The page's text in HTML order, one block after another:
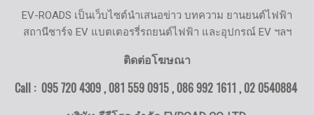
EV-ROADS เป็นเว็บไซต์นำเสนอข่าว บทความ ยานยนต์ไฟฟ้า
สถานีชาร์จ EV แบตเตอรรี่รถยนต์ไฟฟ้า และอุปกรณ์ EV ฯลฯ
ติดต่อโฆษณา
Call : 095 720 4309 , 081 559 0915 , 086 992 1611 ,02 0540884